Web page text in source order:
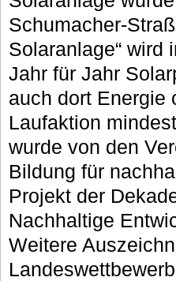
Schumacher-
Solaranlage“ wird
Jahr für Jahr
auch dort Energie
Laufaktion
wurde von den
Bildung für
Projekt der
Nachhaltige
Weitere